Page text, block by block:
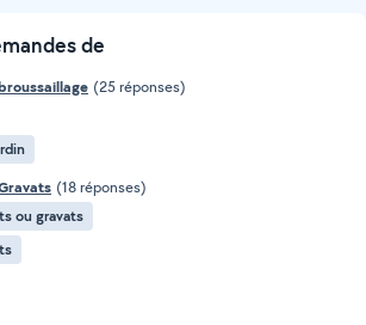
de
(25 réponses)
(18 réponses)
ou gravats